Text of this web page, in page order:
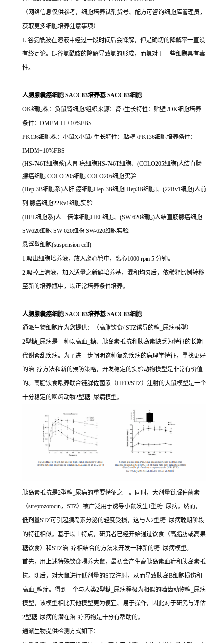
（网络信息仅供参考，细胞培养试剂货号、配方可咨询细胞库管理员，
获取更多细胞培养注意事项）
L-谷氨酰胺在溶液中经过一段时间后会降解，但是确切的降解率一直没
有终定论。L-谷氨酰胺的降解导致氨的形成，而氨对于一些细胞具有毒
性。
人腮腺囊癌细胞 SACC83培养基 SACC83细胞
OK细胞株：负鼠肾细胞/组织来源：肾 /生长特性：贴壁 /OK细胞培养
条件：DMEM-H +10%FBS
PK136细胞株：小鼠X小鼠/ 生长特性：贴壁 /PK136细胞培养条件：
IMDM+10%FBS
(HS-746T细胞系)人胃 癌细胞HS-746T细胞、(COLO205细胞)人结直肠
腺癌细胞 COLO 205细胞 COLO205细胞实验
(Hep-3B细胞系)人肝 癌细胞Hep-3B细胞[Hep3B细胞]、(22Rv1细胞)人前
列 腺癌细胞22Rv1细胞实验
(HEL细胞系)人二倍体细胞HEL细胞、(SW-620细胞)人结直肠腺癌细胞
SW620细胞 SW 620细胞 SW-620细胞实验
悬浮型细胞(suspension cell)
1:吸出细胞培养液，放入离心管中，离心1000 rpm 5 分钟。
2:吸掉上清液，加入适量之新鲜培养基，混和均匀后，依稀释比例转移
至新的培养瓶中，以正常培养条件培养。
人腮腺囊癌细胞 SACC83培养基 SACC83细胞
通派生物细胞库为您提供：（高脂饮食/ STZ诱导的糖_尿病模型）
2型糖_尿病是一种以高血_糖、胰岛素抵抗和胰岛素缺乏为特征的长期
代谢紊乱疾病。为了进一步阐明这种复杂疾病的病理学特征，寻找更好
的治_疗方法和新的预防策略，开发稳定的实验动物模型是非常有价值
的。高脂饮食喂养联合链脲佐菌素（HFD/STZ）注射的大鼠模型是一个
十分稳定的啮齿动物2型糖_尿病模型。
胰岛素抵抗是2型糖_尿病的重要特征之一。同时，大剂量链脲佐菌素
（streptozotocin，STZ）被广泛用于诱导小鼠发生1型糖_尿病。然而，
低剂量STZ可引起胰岛素分泌的轻度受损，这与人2型糖_尿病晚期阶段
的特征相似。基于以上特点，研究者已经开始通过饮食（高脂肪或高果
糖饮食）和STZ治_疗相结合的方法来开发一种新的糖_尿病模型。
首先，用上述特殊饮食喂养大鼠，最初会产生高胰岛素血症和胰岛素抵
抗。随后，对大鼠进行低剂量的STZ注射，从而导致胰岛B细胞损伤和
高血_糖症。得到一个与人类2型糖_尿病程极为相似的啮齿动物糖_尿病
模型，该模型相比其他模型更为便宜、易于操作，因此对于研究与评估
2型糖_尿病的潜在治_疗药物是十分有帮助的。
通派生物提供检测方式如下：